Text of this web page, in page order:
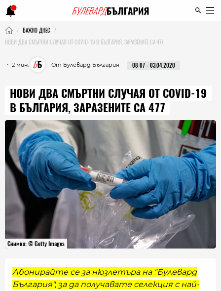
ВАЖНО ДНЕС
НОВИ ДВА СМЪРТНИ СЛУЧАЯ ОТ COVID-19 В БЪЛГАРИЯ, ЗАРАЗЕНИТЕ СА 477
・ 2 мин. От Булевард България 08:07 - 03.04.2020
НОВИ ДВА СМЪРТНИ СЛУЧАЯ ОТ COVID-19
В БЪЛГАРИЯ, ЗАРАЗЕНИТЕ СА 477
Снимка: © Getty Images
Абонирайте се за нюзлетъра на "Булевард
България", за да получавате селекция с най-